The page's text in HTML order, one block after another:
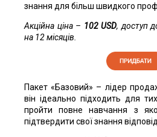
знання для більш швидкого
Акційна ціна – 102 USD, доступ
на 12 місяців.
Пакет «Базовий» – лідер
він ідеально підходить для
пройти повне навчання з
підтвердити свої знання